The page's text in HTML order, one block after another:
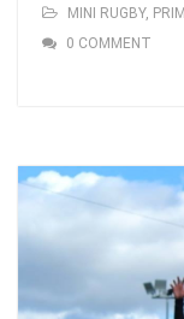
MINI RUGBY,
0 COMMENT